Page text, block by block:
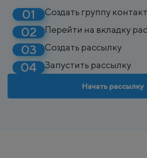
Создать группу
Перейти на вкладку
Создать рассылку
Запустить рассылку
Начать рассылку